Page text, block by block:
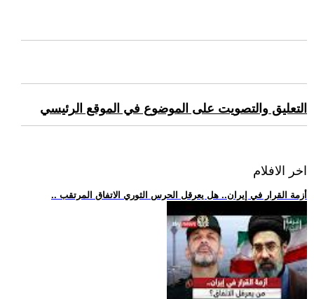
التعليق والتصويت على الموضوع في الموقع الرئيسي
اخر الافلام
.. أزمة القرار في إيران.. هل يعرقل الحرس الثوري الاتفاق المرتقب